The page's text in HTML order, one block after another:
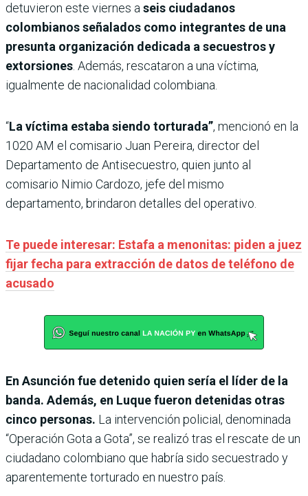
detuvieron este viernes aseis ciudadanos
colombianos señalados como integrantes de una
presunta organización dedicada a secuestros y
extorsiones. Además, rescataron a una víctima,
igualmente de nacionalidad colombiana.
“La víctima estaba siendo torturada”, mencionó en la
1020 AM el comisario Juan Pereira, director del
Departamento de Antisecuestro, quien junto al
comisario Nimio Cardozo, jefe del mismo
departamento, brindaron detalles del operativo.
Te puede interesar: Estafa a menonitas: piden a juez
fijar fecha para extracción de datos de teléfono de
acusado
En Asunción fue detenido quien sería el líder de la
banda. Además, en Luque fueron detenidas otras
cinco personas. La intervención policial, denominada
“Operación Gota a Gota”, se realizó tras el rescate de un
ciudadano colombiano que habría sido secuestrado y
aparentemente torturado en nuestro país.